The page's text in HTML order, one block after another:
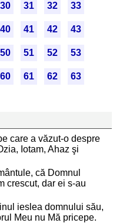
30 31 32 33
40 41 42 43
50 51 52 53
60 61 62 63
care a văzut-o despre
Iotam, Ahaz şi
că Domnul
crescut, dar ei s-au
ieslea domnului său,
Meu nu Mă pricepe.